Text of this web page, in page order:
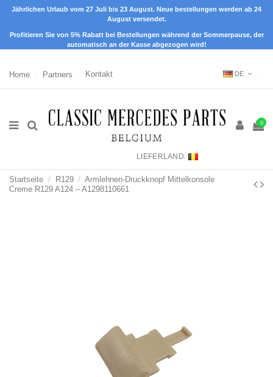
Jährlichen Urlaub vom 27 Juli bis 23 August. Neue bestellungen werden ab 24
August versendet.
Profitieren Sie von 5% Rabatt bei Bestellungen während der Sommerpause, der
automatisch an der Kasse abgezogen wird!
Home Partners Kontakt DE
0
LIEFERLAND:
Startseite R129
Armlehnen-Druckknopf Mittelkonsole
Creme R129 A124 – A1298110661